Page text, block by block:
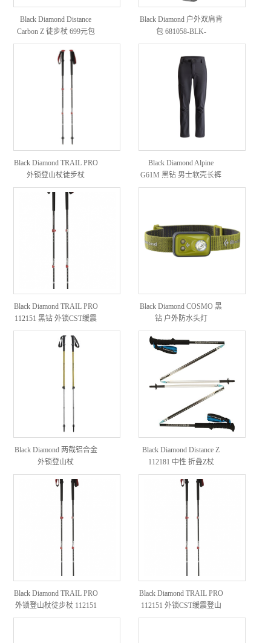
Black Diamond Distance
Carbon Z 徒步杖 699元包
邮
Black Diamond 户外双肩背
包 681058-BLK-
SMCOVERT 黑色
Black Diamond TRAIL PRO
外锁登山杖徒步杖
Black Diamond Alpine
G61M 黑钻 男士软壳长裤
Black Diamond TRAIL PRO
112151 黑钻 外锁CST缓震
登山杖
Black Diamond COSMO 黑
钻 户外防水头灯
Black Diamond 两截铝合金
外锁登山杖
Black Diamond Distance Z
112181 中性 折叠Z杖
Black Diamond TRAIL PRO
外锁登山杖徒步杖 112151
Black Diamond TRAIL PRO
112151 外锁CST缓震登山
杖